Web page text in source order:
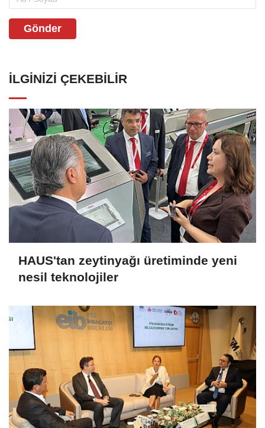
Gönder
İLGINIZI ÇEKEBILIR
HAUS'tan zeytinyağı üretiminde yeni
nesil teknolojiler